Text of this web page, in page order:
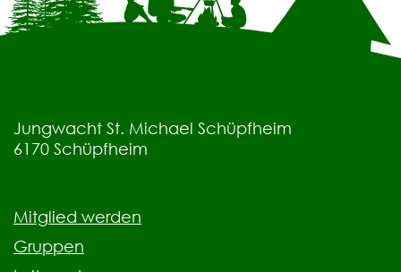
Jungwacht St. Michael Schüpfheim
6170 Schüpfheim
Mitglied werden
Gruppen